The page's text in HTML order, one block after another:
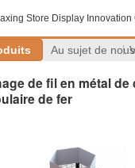
Store Display Innovation
Au sujet de nous
de fil en métal de
de fer